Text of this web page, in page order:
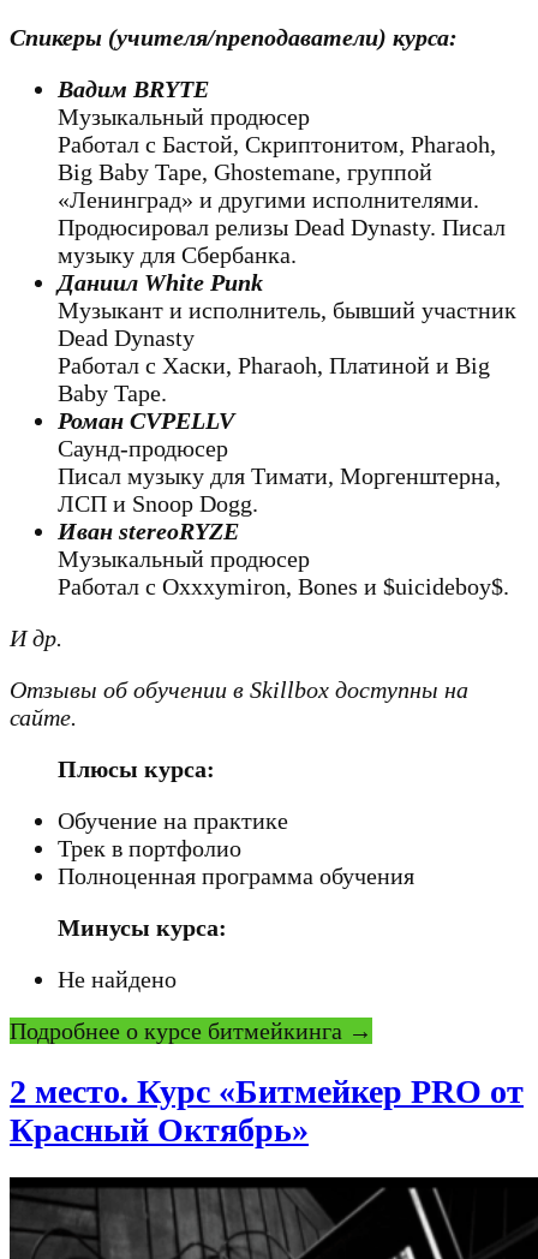
Спикеры (учителя/преподаватели) курса:
Вадим BRYTE
Музыкальный продюсер
Работал с Бастой, Скриптонитом, Pharaoh,
Big Baby Tape, Ghostemane, группой
«Ленинград» и другими исполнителями.
Продюсировал релизы Dead Dynasty. Писал
музыку для Сбербанка.
Даниил White Punk
Музыкант и исполнитель, бывший участник
Dead Dynasty
Работал с Хаски, Pharaoh, Платиной и Big
Baby Tape.
Роман CVPELLV
Саунд-продюсер
Писал музыку для Тимати, Моргенштерна,
ЛСП и Snoop Dogg.
Иван stereoRYZE
Музыкальный продюсер
Работал с Oxxxymiron, Bones и $uicideboy$.
И др.
Отзывы об обучении в Skillbox доступны на
сайте.
Плюсы курса:
Обучение на практике
Трек в портфолио
Полноценная программа обучения
Минусы курса:
Не найдено
Подробнее о курсе битмейкинга →
2 место. Курс «Битмейкер PRO от
Красный Октябрь»